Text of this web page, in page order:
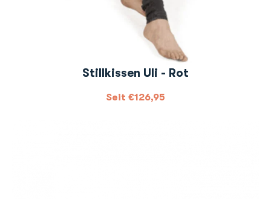
Stillkissen Uli - Rot
Seit €126,95